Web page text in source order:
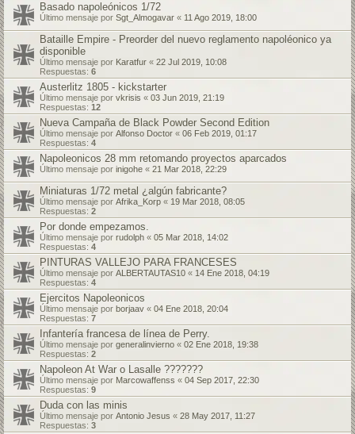
Basado napoleónicos 1/72
Último mensaje por Sgt_Almogavar « 11 Ago 2019, 18:00
Bataille Empire - Preorder del nuevo reglamento napoléonico ya
disponible
Último mensaje por Karatfur « 22 Jul 2019, 10:08
Respuestas: 6
Austerlitz 1805 - kickstarter
Último mensaje por vkrisis « 03 Jun 2019, 21:19
Respuestas: 12
Nueva Campaña de Black Powder Second Edition
Último mensaje por Alfonso Doctor « 06 Feb 2019, 01:17
Respuestas: 4
Napoleonicos 28 mm retomando proyectos aparcados
Último mensaje por inigohe « 21 Mar 2018, 22:29
Miniaturas 1/72 metal ¿algún fabricante?
Último mensaje por Afrika_Korp « 19 Mar 2018, 08:05
Respuestas: 2
Por donde empezamos.
Último mensaje por rudolph « 05 Mar 2018, 14:02
Respuestas: 4
PINTURAS VALLEJO PARA FRANCESES
Último mensaje por ALBERTAUTAS10 « 14 Ene 2018, 04:19
Respuestas: 4
Ejercitos Napoleonicos
Último mensaje por borjaav « 04 Ene 2018, 20:04
Respuestas: 7
Infantería francesa de línea de Perry.
Último mensaje por generalinvierno « 02 Ene 2018, 19:38
Respuestas: 2
Napoleon At War o Lasalle ???????
Último mensaje por Marcowaffenss « 04 Sep 2017, 22:30
Respuestas: 9
Duda con las minis
Último mensaje por Antonio Jesus « 28 May 2017, 11:27
Respuestas: 3